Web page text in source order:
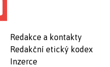
Redakce a kontakty
Redakční etický kodex
Inzerce